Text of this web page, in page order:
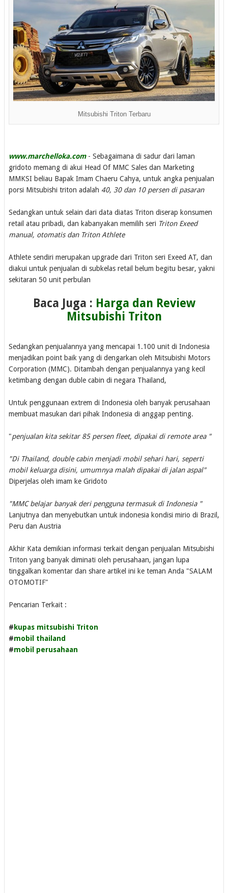
Mitsubishi Triton Terbaru
www.marchelloka.com- Sebagaimana di sadur dari laman
gridoto memang di akui Head Of MMC Sales dan Marketing
MMKSI beliau Bapak Imam Chaeru Cahya, untuk angka penjualan
porsi Mitsubishi triton adalah 40, 30 dan 10 persen di pasaran
Sedangkan untuk selain dari data diatas Triton diserap konsumen
retail atau pribadi, dan kabanyakan memilih seri Triton Exeed
manual, otomatis dan Triton Athlete
Athlete sendiri merupakan upgrade dari Triton seri Exeed AT, dan
diakui untuk penjualan di subkelas retail belum begitu besar, yakni
sekitaran 50 unit perbulan
Baca Juga : Harga dan Review
Mitsubishi Triton
Sedangkan penjualannya yang mencapai 1.100 unit di Indonesia
menjadikan point baik yang di dengarkan oleh Mitsubishi Motors
Corporation (MMC). Ditambah dengan penjualannya yang kecil
ketimbang dengan duble cabin di negara Thailand,
Untuk penggunaan extrem di Indonesia oleh banyak perusahaan
membuat masukan dari pihak Indonesia di anggap penting.
"penjualan kita sekitar 85 persen fleet, dipakai di remote area "
"Di Thailand, double cabin menjadi mobil sehari hari, seperti
mobil keluarga disini, umumnya malah dipakai di jalan aspal"
Diperjelas oleh imam ke Gridoto
"MMC belajar banyak deri pengguna termasuk di Indonesia "
Lanjutnya dan menyebutkan untuk indonesia kondisi mirio di Brazil,
Peru dan Austria
Akhir Kata demikian informasi terkait dengan penjualan Mitsubishi
Triton yang banyak diminati oleh perusahaan, jangan lupa
tinggalkan komentar dan share artikel ini ke teman Anda "SALAM
OTOMOTIF"
Pencarian Terkait :
# kupas mitsubishi Triton
#mobil thailand
#mobil perusahaan